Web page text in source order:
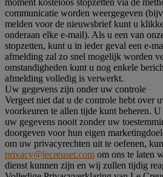
communicatie worden weergegeven
melden voor de nieuwsbrief kunt u
onderaan elke e-mail). Als u een van
stopzetten, kunt u in ieder geval een e-
afmelding zal zo snel mogelijk worden
omstandigheden kunt u nog enkele
afmelding volledig is verwerkt.
Uw gegevens zijn onder uw controle
Vergeet niet dat u de controle hebt over
voorkeuren te allen tijde kunt beheren.
uw gegevens nooit zonder uw
doorgeven voor hun eigen
om uw privacyrechten uit te oefenen,
privacy@lecreuset.com om ons te laten
dienst kunnen zijn en wij zullen tijdig